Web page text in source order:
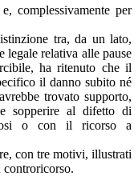
complessivamente per
tra, da un lato,
legale relativa alle pause
ha ritenuto che il
il danno subito né
trovato supporto,
sopperire al difetto di
o con il ricorso a
con tre motivi, illustrati
controricorso.